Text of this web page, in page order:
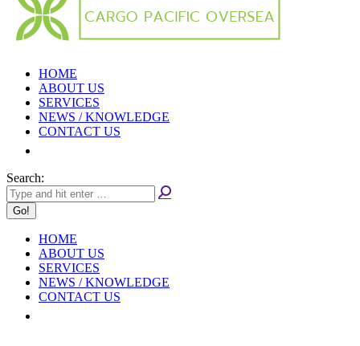
HOME
ABOUT US
SERVICES
NEWS / KNOWLEDGE
CONTACT US
Search:
HOME
ABOUT US
SERVICES
NEWS / KNOWLEDGE
CONTACT US